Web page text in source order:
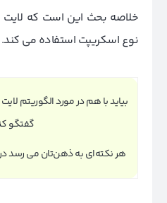
خلاصه بحث این است که لایت
نوع اسکریپت استفاده می کند.
بیاید با هم در مورد الگوریتم
گفتگو
هر نکته‌ای به ذهن‌تان می رسد